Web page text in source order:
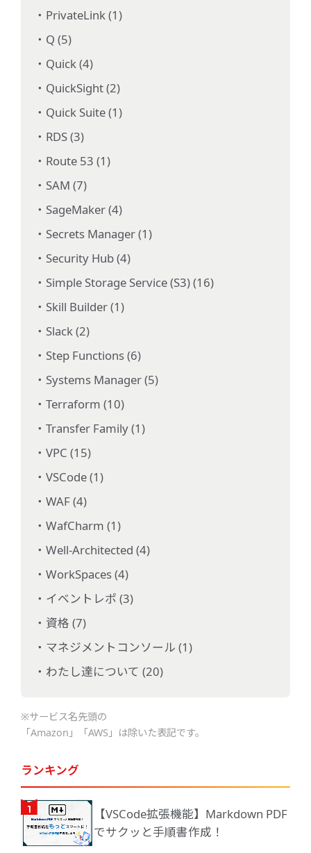
PrivateLink (1)
Q (5)
Quick (4)
QuickSight (2)
Quick Suite (1)
RDS (3)
Route 53 (1)
SAM (7)
SageMaker (4)
Secrets Manager (1)
Security Hub (4)
Simple Storage Service (S3) (16)
Skill Builder (1)
Slack (2)
Step Functions (6)
Systems Manager (5)
Terraform (10)
Transfer Family (1)
VPC (15)
VSCode (1)
WAF (4)
WafCharm (1)
Well-Architected (4)
WorkSpaces (4)
イベントレポ (3)
資格 (7)
マネジメントコンソール (1)
わたし達について (20)
※サービス名先頭の
「Amazon」「AWS」は除いた表記です。
ランキング
【VSCode拡張機能】Markdown PDF
でサクッと手順書作成！